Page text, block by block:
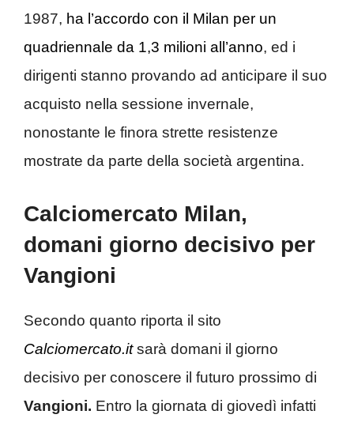
1987, ha l’accordo con il Milan per un
quadriennale da 1,3 milioni all’anno, ed i
dirigenti stanno provando ad anticipare il suo
acquisto nella sessione invernale,
nonostante le finora strette resistenze
mostrate da parte della società argentina.
Calciomercato Milan,
domani giorno decisivo per
Vangioni
Secondo quanto riporta il sito
Calciomercato.it sarà domani il giorno
decisivo per conoscere il futuro prossimo di
Vangioni. Entro la giornata di giovedì infatti